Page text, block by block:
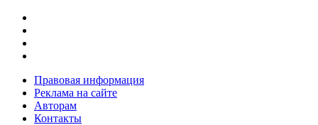
Правовая информация
Реклама на сайте
Авторам
Контакты